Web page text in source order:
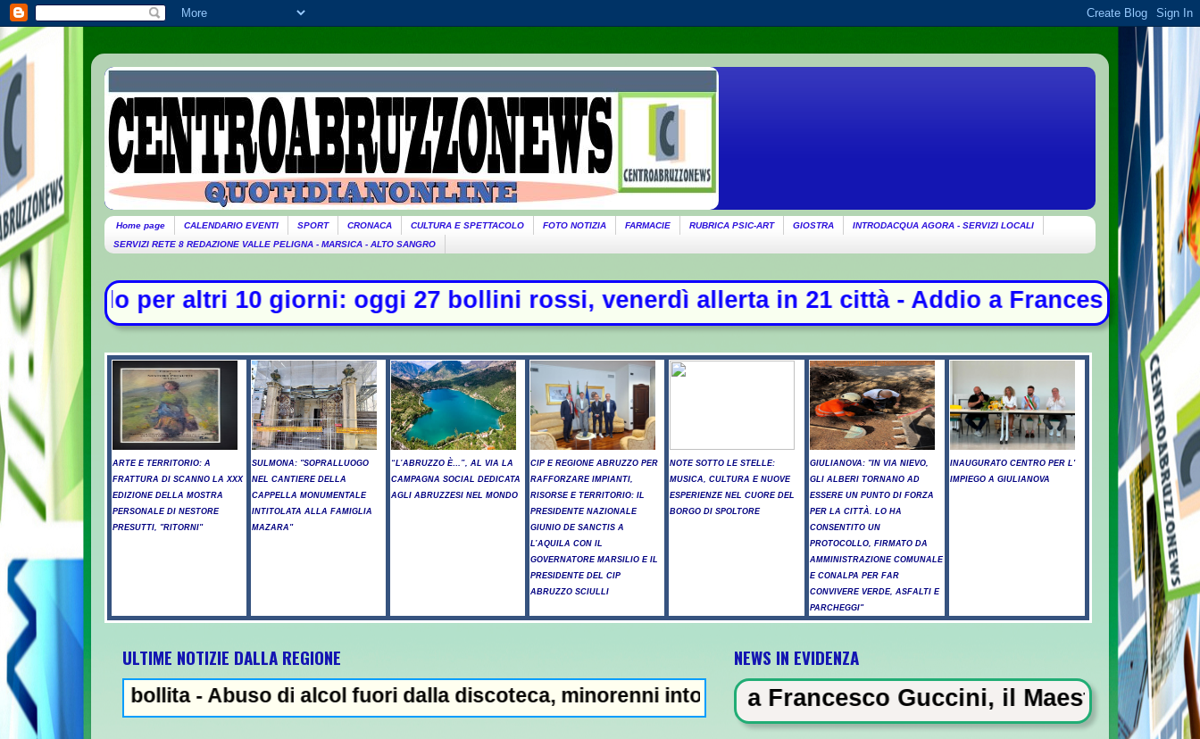
Home page CALENDARIO EVENTI SPORT CRONACA CULTURA E SPETTACOLO FOTO NOTIZIA FARMACIE RUBRICA PSIC-ART GIOSTRA
INTRODACQUA AGORA - SERVIZI LOCALI
SERVIZI RETE 8 REDAZIONE VALLE PELIGNA - MARSICA - ALTO SANGRO
10 giorni: oggi 27 bollini rossi, venerdì allerta in 21 città - Addio a Francesco Guccini, il
ARTE E TERRITORIO: A
FRATTURA DI SCANNO LA XXX
EDIZIONE DELLA MOSTRA
PERSONALE DI NESTORE
PRESUTTI, "RITORNI"
SULMONA: "SOPRALLUOGO
NEL CANTIERE DELLA
CAPPELLA MONUMENTALE
INTITOLATA ALLA FAMIGLIA
MAZARA"
“L’ABRUZZO È…”, AL VIA LA
CAMPAGNA SOCIAL DEDICATA
AGLI ABRUZZESI NEL MONDO
CIP E REGIONE ABRUZZO PER
RAFFORZARE IMPIANTI,
RISORSE E TERRITORIO: IL
PRESIDENTE NAZIONALE
GIUNIO DE SANCTIS A
L’AQUILA CON IL
GOVERNATORE MARSILIO E IL
PRESIDENTE DEL CIP
ABRUZZO SCIULLI
NOTE SOTTO LE STELLE:
MUSICA, CULTURA E NUOVE
ESPERIENZE NEL CUORE DEL
BORGO DI SPOLTORE
GIULIANOVA: "IN VIA NIEVO,
GLI ALBERI TORNANO AD
ESSERE UN PUNTO DI FORZA
PER LA CITTÀ. LO HA
CONSENTITO UN
PROTOCOLLO, FIRMATO DA
AMMINISTRAZIONE COMUNALE
E CONALPA PER FAR
CONVIVERE VERDE, ASFALTI E
PARCHEGGI"
INAUGURATO CENTRO PER L'
IMPIEGO A GIULIANOVA
ULTIME NOTIZIE DALLA REGIONE
- Abuso di alcol fuori dalla discoteca, minorenni intossicati a Pescara - Il vento riaccende il rogo nell'Aquilano,
NEWS IN EVIDENZA
NEWS IN EVIDENZA - Addio a Francesco Guccini, il Maestrone che ha